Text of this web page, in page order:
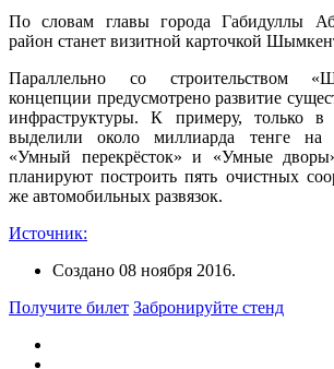
По словам главы города Габидуллы
район станет визитной карточкой
Параллельно со строительством
концепции предусмотрено развитие
инфраструктуры. К примеру, только в
выделили около миллиарда тенге на
«Умный перекрёсток» и «Умные
планируют построить пять очистных
же автомобильных развязок.
Источник:
Создано 08 ноября 2016.
Получите билет Забронируйте стенд